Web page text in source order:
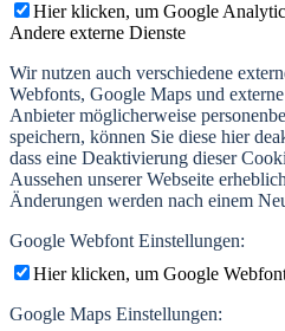
Hier klicken, um Google
Andere externe Dienste
Wir nutzen auch verschiedene
Webfonts, Google Maps und
Anbieter möglicherweise
speichern, können Sie diese hier
dass eine Deaktivierung dieser
Aussehen unserer Webseite
Änderungen werden nach einem
Google Webfont Einstellungen:
Hier klicken, um Google
Google Maps Einstellungen: